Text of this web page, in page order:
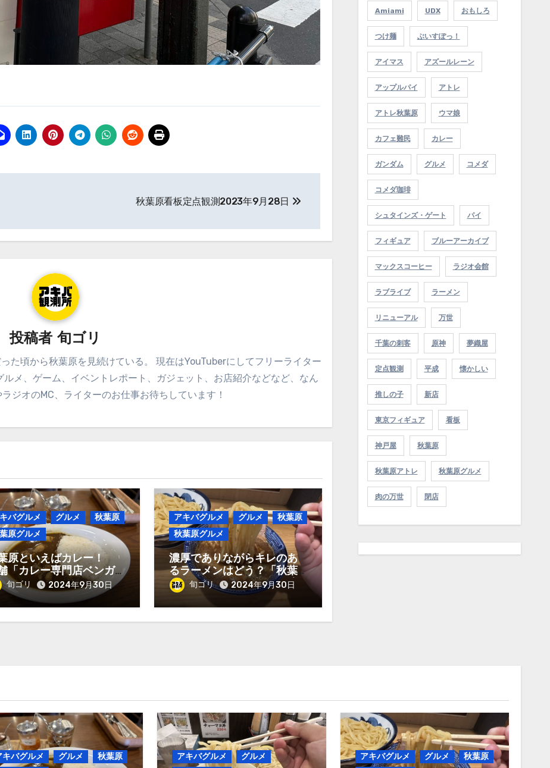
秋葉原看板定点観測2023年9月28日
投稿者旬ゴリ
た頃から秋葉原を見続けている。 現在はYouTuberにしてフリーライター
メ、ゲーム、イベントレポート、ガジェット、お店紹介などなど、なん
ジオのMC、ライターのお仕事お待ちしています！
バグルメ グルメ
秋葉原
原グルメ
原といえばカレー！
「カレー専門店ベンガ
チキンカレー990円！
旬ゴリ 2024年9月30日
アキバグルメ グルメ
秋葉原
秋葉原グルメ
濃厚でありながらキレのあ
るラーメンはどう？「秋葉
原ラーメン わいず」つけ麺
1,000円！
旬ゴリ 2024年9月30日
Amiami UDX おもしろ
つけ麺 ぶいすぽっ！
アイマス アズールレーン
アップルパイ アトレ
アトレ秋葉原 ウマ娘
カフェ難民 カレー
ガンダム グルメ コメダ
コメダ珈琲
シュタインズ・ゲート パイ
フィギュア ブルーアーカイブ
マックスコーヒー ラジオ会館
ラブライブ ラーメン
リニューアル 万世
千葉の刺客 原神 夢織屋
定点観測 平成 懐かしい
推しの子 新店
東京フィギュア 看板
神戸屋 秋葉原
秋葉原アトレ 秋葉原グルメ
肉の万世 閉店
キバグルメ グルメ 秋葉原 アキバグルメ グルメ アキバグルメ グルメ 秋葉原